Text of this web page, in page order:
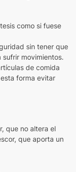
como si fuese
sin tener que
movimientos.
de comida
forma evitar
que no altera el
que aporta un